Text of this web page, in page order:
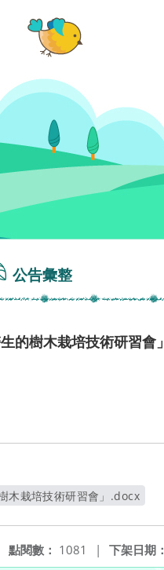
公告彙整
的樹木栽培技術研習會」
木栽培技術研習會」.docx
下架日期：
點閱數： 1081 |